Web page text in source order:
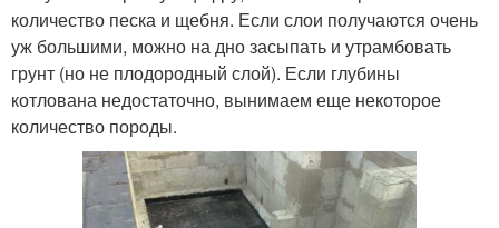
количество песка и щебня. Если слои получаются очень
уж большими, можно на дно засыпать и утрамбовать
грунт (но не плодородный слой). Если глубины
котлована недостаточно, вынимаем еще некоторое
количество породы.